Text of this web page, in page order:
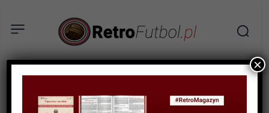
BIOGRAFIE PIŁKARZY
×